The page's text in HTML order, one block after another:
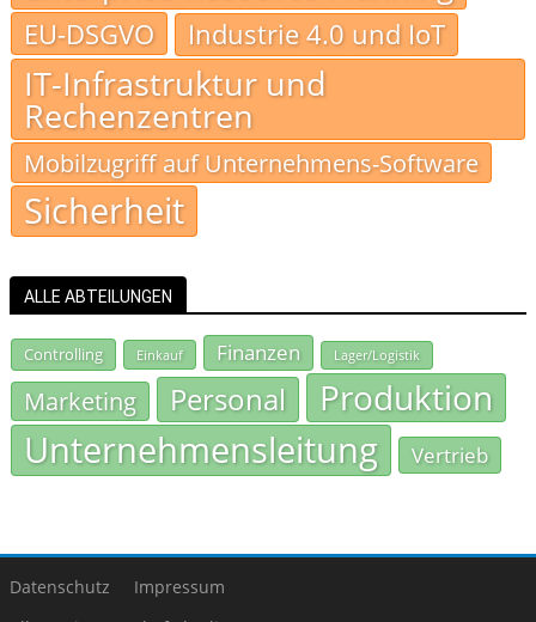
EU-DSGVO Industrie 4.0 und IoT
IT-Infrastruktur und
Rechenzentren
Mobilzugriff auf Unternehmens-Software
Sicherheit
ALLE ABTEILUNGEN
Controlling Einkauf Finanzen Lager/Logistik
Marketing Personal Produktion
Unternehmensleitung Vertrieb
Datenschutz
Impressum